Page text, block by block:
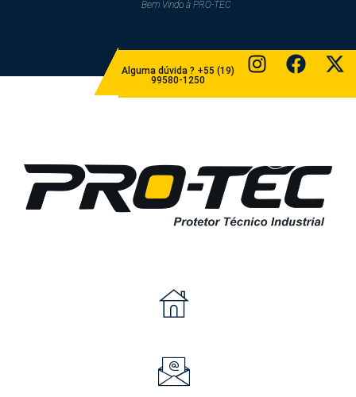
Bem Vindo à PRO-TEC​​
Alguma dúvida ? +55 (19)
99580-1250